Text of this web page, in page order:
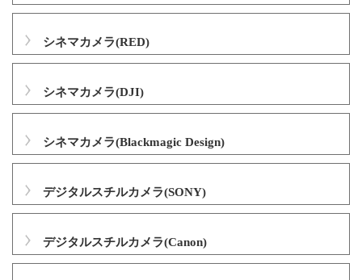
シネマカメラ(RED)
シネマカメラ(DJI)
シネマカメラ(Blackmagic Design)
デジタルスチルカメラ(SONY)
デジタルスチルカメラ(Canon)